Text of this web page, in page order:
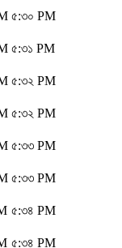
৫:৩০ PM
৫:৩১ PM
৫:৩২ PM
৫:৩২ PM
৫:৩৩ PM
৫:৩৩ PM
৫:৩৪ PM
৫:৩৪ PM